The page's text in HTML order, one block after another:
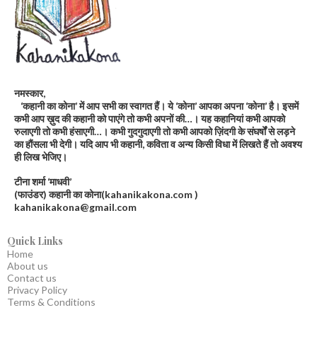
नमस्कार,
‘कहानी का कोना’ में आप सभी का स्वागत हैं। ये ‘कोना’ आपका अपना ‘कोना’ है। इसमें
कभी आप ख़ुद की कहानी को पाएंगे तो कभी अपनों की…। यह कहानियां कभी आपको
रुलाएगी तो कभी हंसाएगी…। कभी गुदगुदाएगी तो कभी आपको ज़िंदगी के संघर्षों से लड़ने
का हौंसला भी देगी। यदि आप भी कहानी, कविता व अन्य किसी विधा में लिखते हैं तो अवश्य
ही लिख भेजिए।
टीना शर्मा ‘माधवी’
(फाउंडर) कहानी का कोना(kahanikakona.com )
kahanikakona@gmail.com
Quick Links
Home
About us
Contact us
Privacy Policy
Terms & Conditions